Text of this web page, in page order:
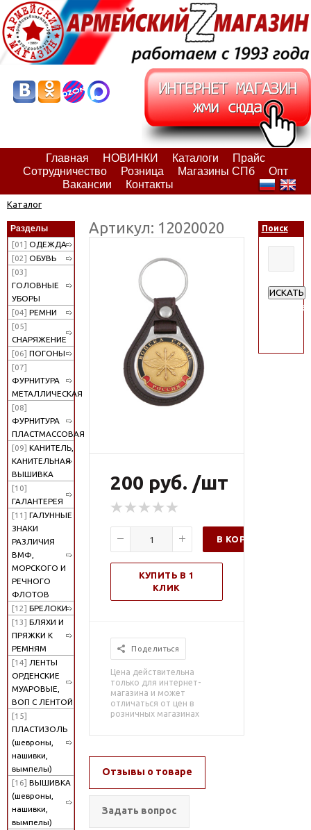
Главная НОВИНКИ Каталоги
Прайс
Сотрудничество
Розница Магазины СПб
Опт
Вакансии
Контакты
Каталог
Разделы
[01] ОДЕЖДА
[02] ОБУВЬ
[03]
ГОЛОВНЫЕ
УБОРЫ
[04] РЕМНИ
[05]
СНАРЯЖЕНИЕ
[06] ПОГОНЫ
[07]
ФУРНИТУРА
МЕТАЛЛИЧЕСКАЯ
[08]
ФУРНИТУРА
ПЛАСТМАССОВАЯ
[09] КАНИТЕЛЬ,
КАНИТЕЛЬНАЯ
ВЫШИВКА
[10]
ГАЛАНТЕРЕЯ
[11] ГАЛУННЫЕ
ЗНАКИ
РАЗЛИЧИЯ
ВМФ,
МОРСКОГО И
РЕЧНОГО
ФЛОТОВ
[12] БРЕЛОКИ
[13] БЛЯХИ И
ПРЯЖКИ К
РЕМНЯМ
[14] ЛЕНТЫ
ОРДЕНСКИЕ
МУАРОВЫЕ,
ВОП С ЛЕНТОЙ
[15]
ПЛАСТИЗОЛЬ
(шевроны,
нашивки,
вымпелы)
[16] ВЫШИВКА
(шевроны,
нашивки,
вымпелы)
Артикул: 12020020
200 руб. /шт
В КОРЗИНУ
КУПИТЬ В 1
КЛИК
Поделиться
Цена действительна
только для интернет-
магазина и может
отличаться от цен в
розничных магазинах
Отзывы о товаре
Задать вопрос
Поиск
ИСКАТЬ